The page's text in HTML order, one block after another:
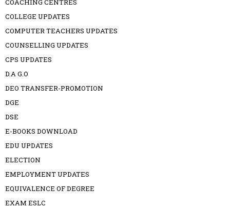
COACHING CENTRES
COLLEGE UPDATES
COMPUTER TEACHERS UPDATES
COUNSELLING UPDATES
CPS UPDATES
D.A G.O
DEO TRANSFER-PROMOTION
DGE
DSE
E-BOOKS DOWNLOAD
EDU UPDATES
ELECTION
EMPLOYMENT UPDATES
EQUIVALENCE OF DEGREE
EXAM ESLC